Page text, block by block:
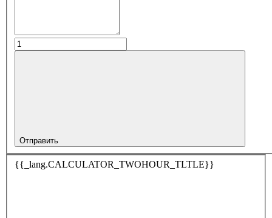
Отправить
{{_lang.CALCULATOR_TWOHOUR_TLTLE}}